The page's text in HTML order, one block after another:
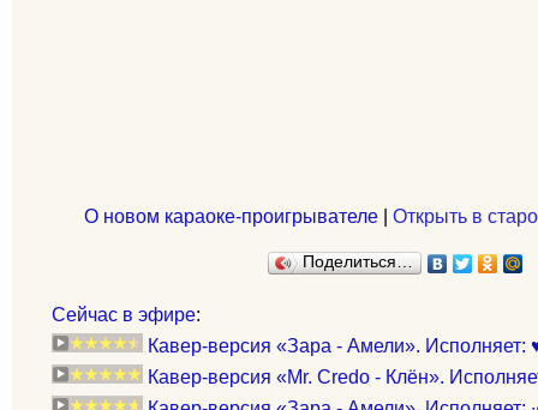
О новом караоке-проигрывателе| Открыть в
Поделиться…
Сейчас в эфире:
Кавер-версия «Зара - Амели». Исполняет:
Кавер-версия «Mr. Credo - Клён».